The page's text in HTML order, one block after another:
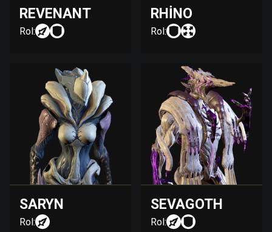
REVENANT
Rol:
RHINO
Rol:
SARYN
Rol:
SEVAGOTH
Rol: